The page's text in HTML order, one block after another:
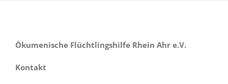
Ökumenische Flüchtlingshilfe Rhein Ahr e.V.
Kontakt